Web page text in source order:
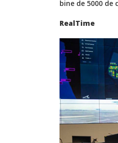
bine de 5000
RealTime